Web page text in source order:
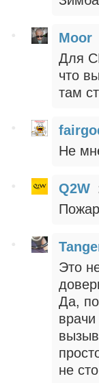
Moor
Для
что
там
Не
Q2W
Это
Да,
не